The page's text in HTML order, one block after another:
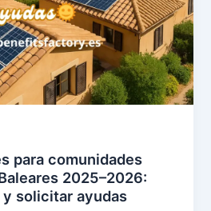
para comunidades
2025–2026:
solicitar ayudas